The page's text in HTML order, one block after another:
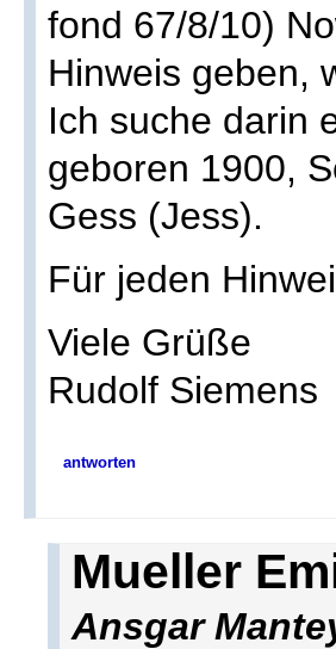
fond 67/8/10)
Hinweis geben,
Ich suche darin
geboren 1900,
Gess (Jess).
Für jeden
Viele Grüße
Rudolf Siemens
antworten
Mueller
Ansgar